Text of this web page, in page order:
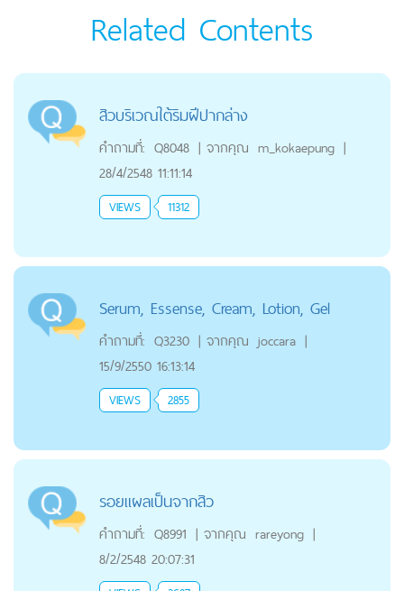
Related Contents
สิวบริเวณใต้ริมฝีปากล่าง
คำถามที่: Q8048 | จากคุณ m_kokaepung |
28/4/2548 11:11:14
VIEWS 11312
Serum, Essense, Cream, Lotion, Gel
คำถามที่: Q3230 | จากคุณ joccara |
15/9/2550 16:13:14
VIEWS 2855
รอยแผลเป็นจากสิว
คำถามที่: Q8991 | จากคุณ rareyong |
8/2/2548 20:07:31